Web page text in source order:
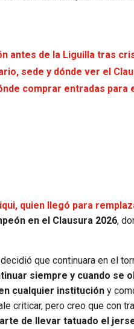
antes de la Liguilla tras
sede y dónde ver el
comprar entradas para
quien llegó para
en el Clausura 2026,
que continuara en el
siempre y cuando se
cualquier institución y
criticar, pero creo que con
de llevar tatuado el